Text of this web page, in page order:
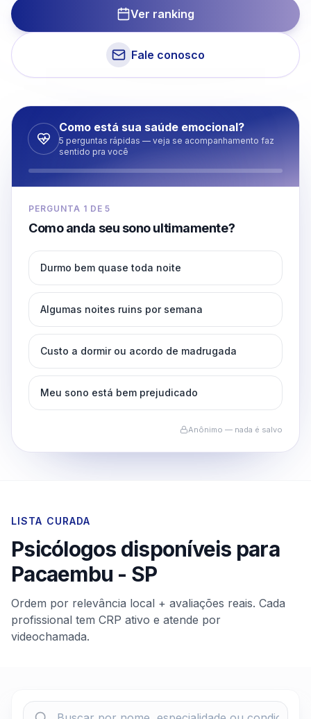
Ver ranking
Fale conosco
Como está sua saúde emocional?
5 perguntas rápidas — veja se acompanhamento faz
sentido pra você
PERGUNTA 1 DE5
Como anda seu sono ultimamente?
Durmo bem quase toda noite
Algumas noites ruins por semana
Custo a dormir ou acordo de madrugada
Meu sono está bem prejudicado
Anônimo — nada é salvo
LISTA CURADA
Psicólogos disponíveis para
Pacaembu - SP
Ordem por relevância local + avaliações reais. Cada
profissional tem CRP ativo e atende por
videochamada.